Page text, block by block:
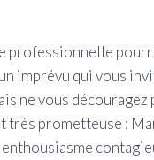
professionnelle
imprévu qui vous
ne vous découragez
très prometteuse :